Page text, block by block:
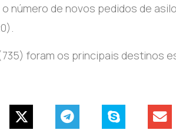
número de novos pedidos de
foram os principais destinos